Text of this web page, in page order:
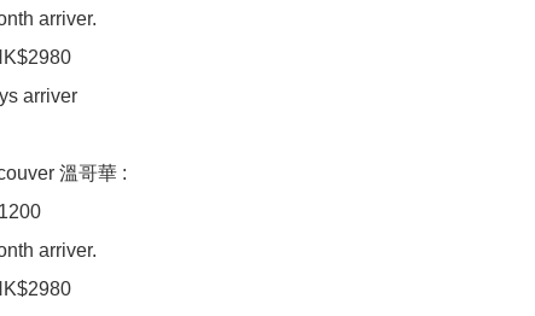
arriver.
arriver
溫哥華 :
arriver.